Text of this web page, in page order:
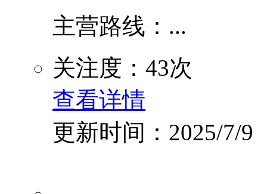
主营路线：...
关注度：43次
查看详情
更新时间：2025/7/9